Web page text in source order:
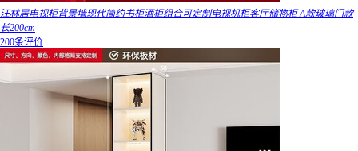
汪林居电视柜背景墙现代简约书柜酒柜组合可定制电视机柜客厅储物柜 A款玻璃门款
长200cm
200条评价